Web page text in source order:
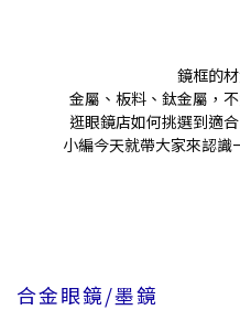
鏡框的
金屬、板料、鈦金屬，
逛眼鏡店如何挑選到適
小編今天就帶大家來認識
合金眼鏡/墨鏡